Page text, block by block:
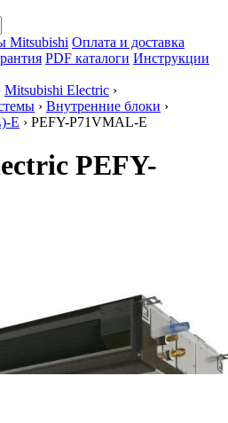
Mitsubishi Оплата и доставка
PDF каталоги Инструкции
Mitsubishi Electric ›
› Внутренние блоки ›
E › PEFY-P71VMAL-E
PEFY-